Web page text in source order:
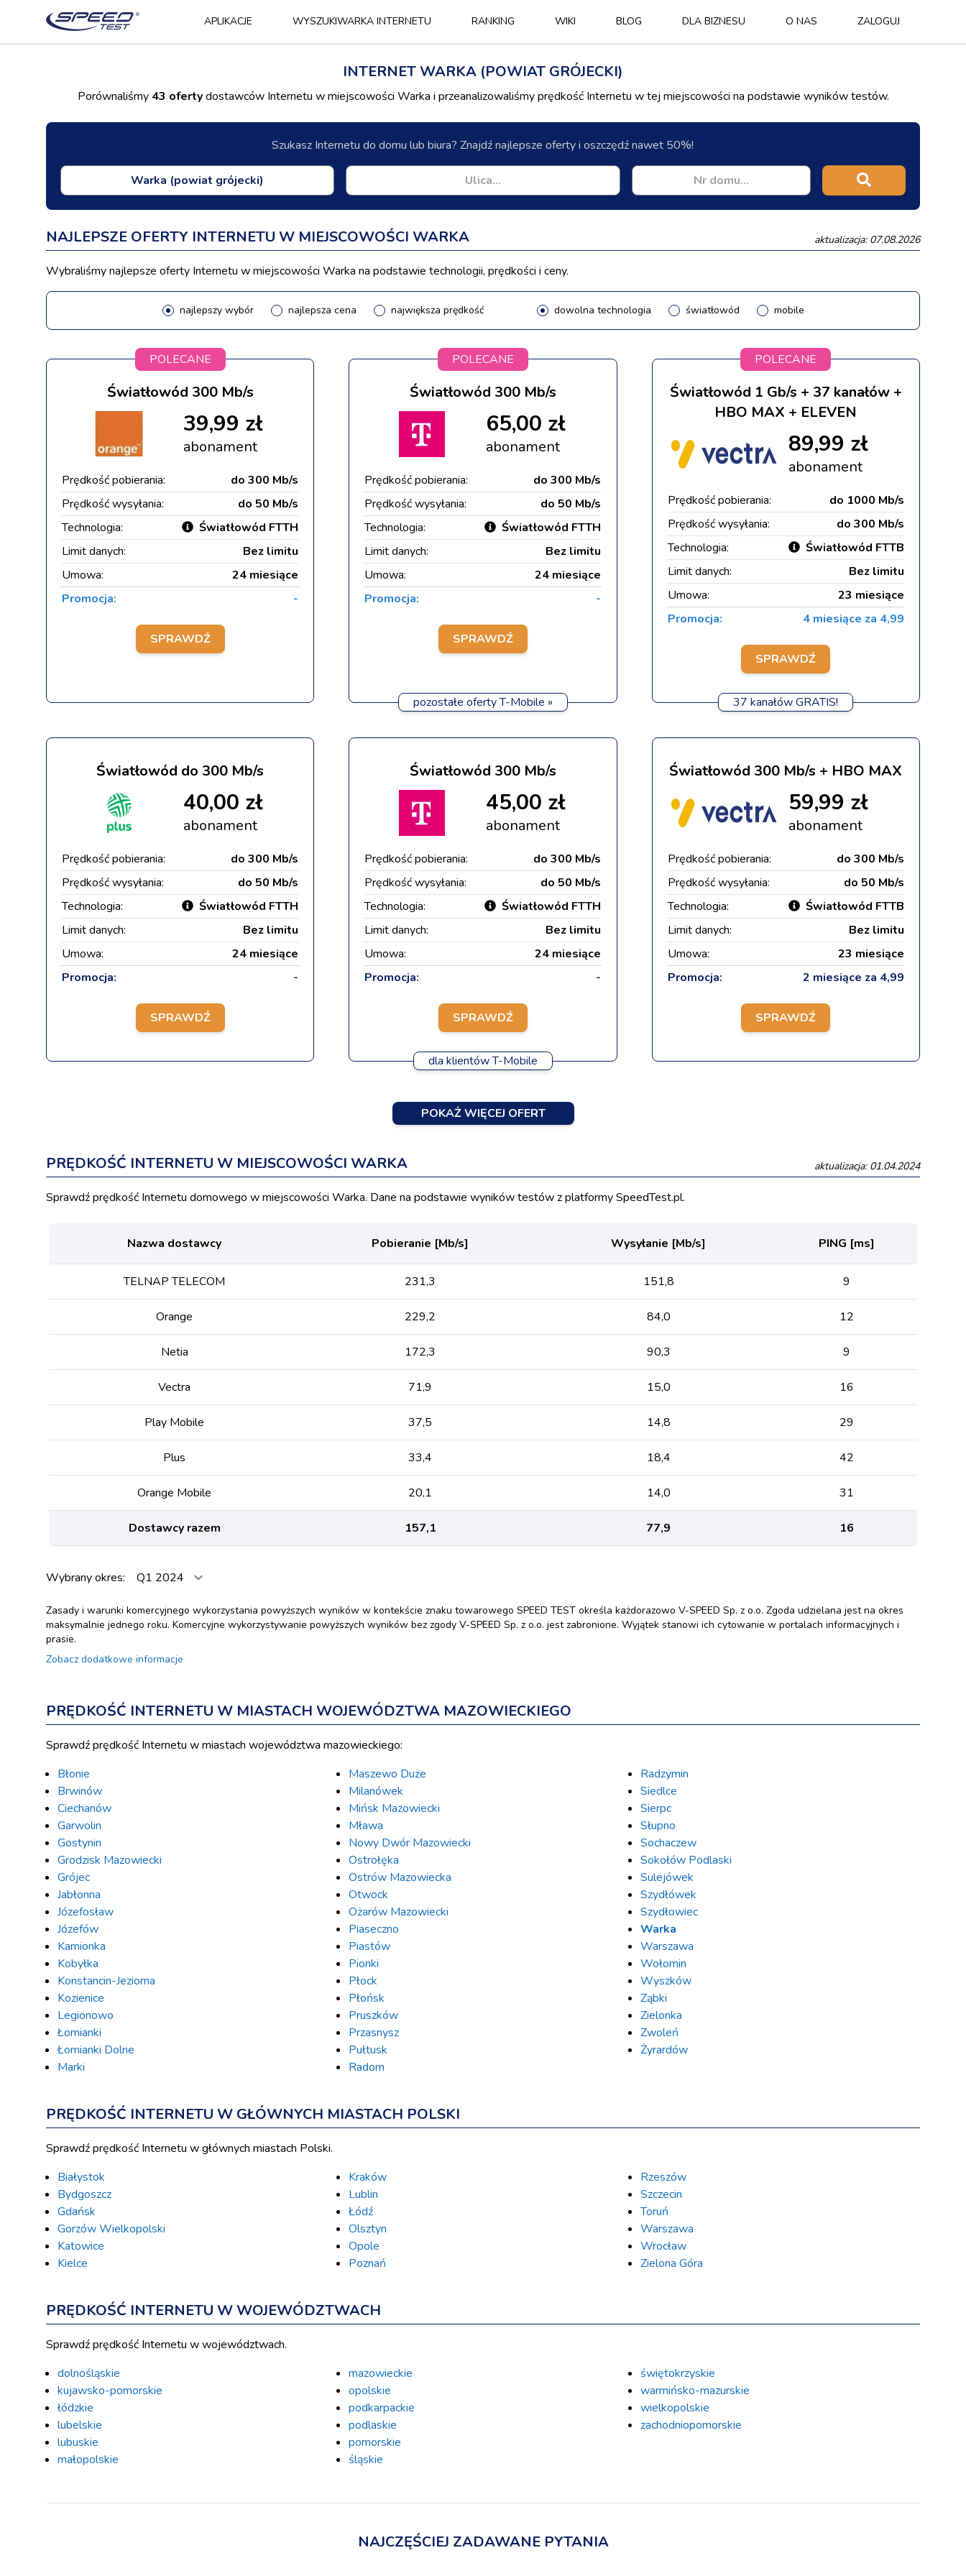
APLIKACJE WYSZUKIWARKA INTERNETU RANKING WIKI BLOG DLA BIZNESU O NAS ZALOGUJ
INTERNET WARKA (POWIAT GRÓJECKI)
Porównaliśmy 43 ofertydostawców Internetu w miejscowości Warka i przeanalizowaliśmy prędkość Internetu w tej miejscowości na podstawie wyników testów.
Szukasz Internetu do domu lub biura? Znajdź najlepsze oferty i oszczędź nawet 50%!
NAJLEPSZE OFERTY INTERNETU W MIEJSCOWOŚCI WARKA aktualizacja: 07.08.2026
Wybraliśmy najlepsze oferty Internetu w miejscowości Warka na podstawie technologii, prędkości i ceny.
najlepszy wybór najlepsza cena największa prędkość dowolna technologia światłowód mobile
POLECANE
Światłowód 300 Mb/s
39,99 zł
abonament
Prędkość pobierania:
do 300 Mb/s
Prędkość wysyłania:
do 50 Mb/s
Technologia:
Światłowód FTTH
Limit danych:
Bez limitu
Umowa:
24 miesiące
Promocja:
-
SPRAWDŹ
POLECANE
Światłowód 300 Mb/s
65,00 zł
abonament
Prędkość pobierania:
do 300 Mb/s
Prędkość wysyłania:
do 50 Mb/s
Technologia:
Światłowód FTTH
Limit danych:
Bez limitu
Umowa:
24 miesiące
Promocja:
-
SPRAWDŹ
pozostałe oferty T-Mobile »
POLECANE
Światłowód 1 Gb/s + 37 kanałów +
HBO MAX + ELEVEN
89,99 zł
abonament
Prędkość pobierania:
do 1000 Mb/s
Prędkość wysyłania:
do 300 Mb/s
Technologia:
Światłowód FTTB
Limit danych:
Bez limitu
Umowa:
23 miesiące
Promocja:
4 miesiące za 4,99
SPRAWDŹ
37 kanałów GRATIS!
Światłowód do 300 Mb/s
40,00 zł
abonament
Prędkość pobierania:
do 300 Mb/s
Prędkość wysyłania:
do 50 Mb/s
Technologia:
Światłowód FTTH
Limit danych:
Bez limitu
Umowa:
24 miesiące
Promocja:
-
SPRAWDŹ
Światłowód 300 Mb/s
45,00 zł
abonament
Prędkość pobierania:
do 300 Mb/s
Prędkość wysyłania:
do 50 Mb/s
Technologia:
Światłowód FTTH
Limit danych:
Bez limitu
Umowa:
24 miesiące
Promocja:
-
SPRAWDŹ
dla klientów T-Mobile
Światłowód 300 Mb/s + HBO MAX
59,99 zł
abonament
Prędkość pobierania:
do 300 Mb/s
Prędkość wysyłania:
do 50 Mb/s
Technologia:
Światłowód FTTB
Limit danych:
Bez limitu
Umowa:
23 miesiące
Promocja:
2 miesiące za 4,99
SPRAWDŹ
POKAŻ WIĘCEJ OFERT
PRĘDKOŚĆ INTERNETU W MIEJSCOWOŚCI WARKA aktualizacja: 01.04.2024
Sprawdź prędkość Internetu domowego w miejscowości Warka. Dane na podstawie wyników testów z platformy SpeedTest.pl.
Nazwa dostawcy Pobieranie [Mb/s] Wysyłanie [Mb/s] PING [ms]
TELNAP TELECOM 231,3 151,8 9
Orange 229,2 84,0 12
Netia 172,3 90,3 9
Vectra 71,9 15,0 16
Play Mobile 37,5 14,8 29
Plus 33,4 18,4 42
Orange Mobile 20,1 14,0 31
Dostawcy razem 157,1 77,9 16
Wybrany okres:
Zasady i warunki komercyjnego wykorzystania powyższych wyników w kontekście znaku towarowego SPEED TEST określa każdorazowo V-SPEED Sp. z o.o. Zgoda udzielana jest na okres
maksymalnie jednego roku. Komercyjne wykorzystywanie powyższych wyników bez zgody V-SPEED Sp. z o.o. jest zabronione. Wyjątek stanowi ich cytowanie w portalach informacyjnych i
prasie.
Zobacz dodatkowe informacje
PRĘDKOŚĆ INTERNETU W MIASTACH WOJEWÓDZTWA MAZOWIECKIEGO
Sprawdź prędkość Internetu w miastach województwa mazowieckiego:
Błonie
Brwinów
Ciechanów
Garwolin
Gostynin
Grodzisk Mazowiecki
Grójec
Jabłonna
Józefosław
Józefów
Kamionka
Kobyłka
Konstancin-Jeziorna
Kozienice
Legionowo
Łomianki
Łomianki Dolne
Marki
Maszewo Duże
Milanówek
Mińsk Mazowiecki
Mława
Nowy Dwór Mazowiecki
Ostrołęka
Ostrów Mazowiecka
Otwock
Ożarów Mazowiecki
Piaseczno
Piastów
Pionki
Płock
Płońsk
Pruszków
Przasnysz
Pułtusk
Radom
Radzymin
Siedlce
Sierpc
Słupno
Sochaczew
Sokołów Podlaski
Sulejówek
Szydłówek
Szydłowiec
Warka
Warszawa
Wołomin
Wyszków
Ząbki
Zielonka
Zwoleń
Żyrardów
PRĘDKOŚĆ INTERNETU W GŁÓWNYCH MIASTACH POLSKI
Sprawdź prędkość Internetu w głównych miastach Polski.
Białystok
Bydgoszcz
Gdańsk
Gorzów Wielkopolski
Katowice
Kielce
Kraków
Lublin
Łódź
Olsztyn
Opole
Poznań
Rzeszów
Szczecin
Toruń
Warszawa
Wrocław
Zielona Góra
PRĘDKOŚĆ INTERNETU W WOJEWÓDZTWACH
Sprawdź prędkość Internetu w województwach.
dolnośląskie
kujawsko-pomorskie
łódzkie
lubelskie
lubuskie
małopolskie
mazowieckie
opolskie
podkarpackie
podlaskie
pomorskie
śląskie
świętokrzyskie
warmińsko-mazurskie
wielkopolskie
zachodniopomorskie
NAJCZĘŚCIEJ ZADAWANE PYTANIA